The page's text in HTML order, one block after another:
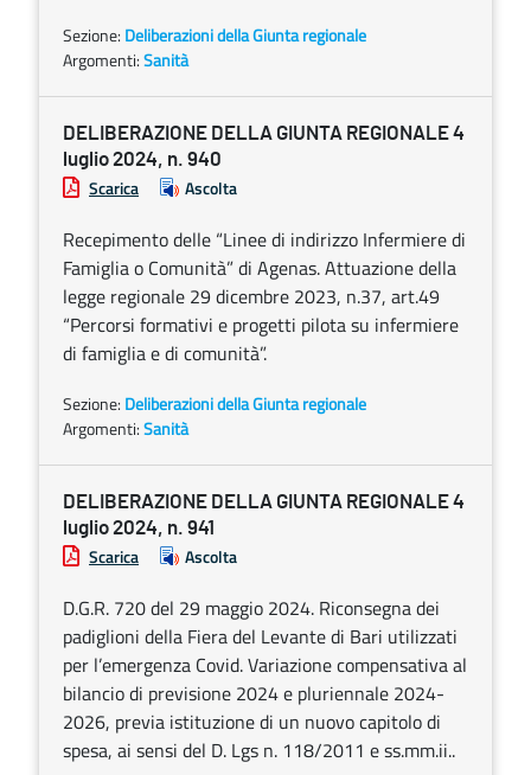
Sezione: Deliberazioni della Giunta regionale
Argomenti:Sanità
DELIBERAZIONE DELLA GIUNTA REGIONALE 4
luglio 2024, n. 940
Scarica Ascolta
Recepimento delle “Linee di indirizzo Infermiere di
Famiglia o Comunità” di Agenas. Attuazione della
legge regionale 29 dicembre 2023, n.37, art.49
“Percorsi formativi e progetti pilota su infermiere
di famiglia e di comunità”.
Sezione: Deliberazioni della Giunta regionale
Argomenti:Sanità
DELIBERAZIONE DELLA GIUNTA REGIONALE 4
luglio 2024, n. 941
Scarica Ascolta
D.G.R. 720 del 29 maggio 2024. Riconsegna dei
padiglioni della Fiera del Levante di Bari utilizzati
per l’emergenza Covid. Variazione compensativa al
bilancio di previsione 2024 e pluriennale 2024-
2026, previa istituzione di un nuovo capitolo di
spesa, ai sensi del D. Lgs n. 118/2011 e ss.mm.ii..